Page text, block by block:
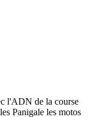
l'ADN de la course
Panigale les motos